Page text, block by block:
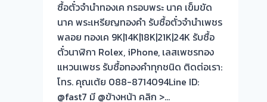
ซื้อตั๋วจำนำทองเค กรอบพระ นาค เข็มขัด
นาค พระเหรียญทองคำ รับซื้อตั๋วจำนำเพชร
พลอย ทองเค 9K|14K|18K|21K|24K รับซื้อ
ตั๋วนาฬิกา Rolex, iPhone, เลสเพชรทอง
แหวนเพชร รับซื้อทองคำทุกชนิด ติดต่อเรา:
โทร. คุณเต้ย 088-8714094Line ID:
@fast7 มี @ข้างหน้า คลิก >…